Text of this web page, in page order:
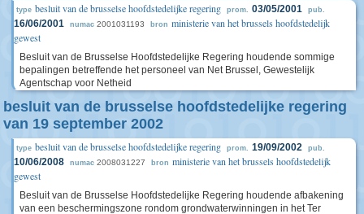
type besluit van de brusselse hoofdstedelijke regering prom. 03/05/2001 pub.
16/06/2001 numac 2001031193 bron ministerie van het brussels hoofdstedelijk
gewest
Besluit van de Brusselse Hoofdstedelijke Regering houdende sommige
bepalingen betreffende het personeel van Net Brussel, Gewestelijk
Agentschap voor Netheid
besluit van de brusselse hoofdstedelijke regering
van 19 september 2002
type besluit van de brusselse hoofdstedelijke regering prom. 19/09/2002 pub.
10/06/2008 numac 2008031227 bron ministerie van het brussels hoofdstedelijk
gewest
Besluit van de Brusselse Hoofdstedelijke Regering houdende afbakening
van een beschermingszone rondom grondwaterwinningen in het Ter